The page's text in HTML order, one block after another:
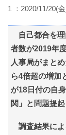
1 ：2020/11/20(
自己都合を理
者数が2019年
人事局がまと
ら4倍超の増加
が18日付の自
関」と問題提起
調査結果によ